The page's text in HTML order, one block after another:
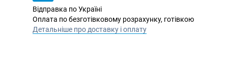
Відправка по Україні
Оплата по безготівковому розрахунку, готівкою
Детальніше про доставку і оплату